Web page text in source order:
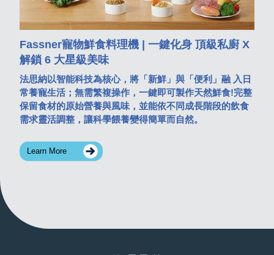
Fassner寵物鮮食料理機 | 一鍵化身 頂級私廚 X
解鎖 6 大星級美味
法思納以智能科技為核心，將「新鮮」與「便利」融 入日
常養寵生活；無需繁複操作，一鍵即可製作天然鮮食!完整
保留食材的原始營養與風味，並能依不同成長階段的飲食
需求靈活調整，讓科學餵養變得簡單而自然。
Learn More